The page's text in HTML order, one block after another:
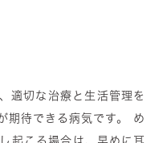
適切な治療と生活管理を
期待できる病気です。 め
起こる場合は、早めに耳